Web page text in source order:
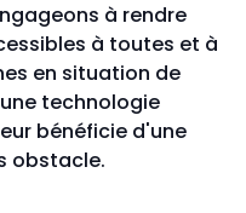
à rendre
à toutes et à
en situation de
technologie
bénéficie d'une
obstacle.